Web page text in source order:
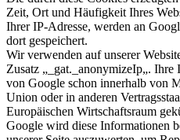
Zeit, Ort und Häufigkeit Ihres
Ihrer IP-Adresse, werden an
dort gespeichert.
Wir verwenden auf unserer
Zusatz „_gat._anonymizeIp„.
von Google schon innerhalb von
Union oder in anderen
Europäischen Wirtschaftsraum
Google wird diese Informationen